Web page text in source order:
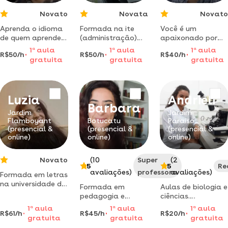
Novato
Aprenda o idioma
de quem aprendeu
na prática
morando na
europa possuo
internacional por
ter morado na
espanha e irlanda,
aprendi os
respectivos
R$50/h
1 aaula
gratuita
Novata
Formada na ite
(administração)
superior completo
ensino
personalizado e
professora |
babysitter.
R$50/h
1 a aula
gratuita
Novato
Você é um
apaixonado por
animais, mas está
encontrando
dificuldades nas
aqui para ajudar!
R$40/h
1 aaula
gratuita
Luzia
Jardim
Flamboyant
(presencial &
online)
Novato
Formada em letras
na universidade de
literatura
comparada,
R$61/h
1 a aula
gratuita
Barbara
Botucatu
(presencial &
online)
5
(10
avaliações)
Super
professora
Formada em
pedagogia e
mestre em
educação pela
unifesp. sou
R$45/h
1 a aula
gratuita
Andrieli
Jardim
Paraiso
(presencial &
online)
5
(2
avaliações)
Aulas de biologia e
ciências.
cronograma de
estudos e
estratégias de
R$20/h
1 aaula
gratuita